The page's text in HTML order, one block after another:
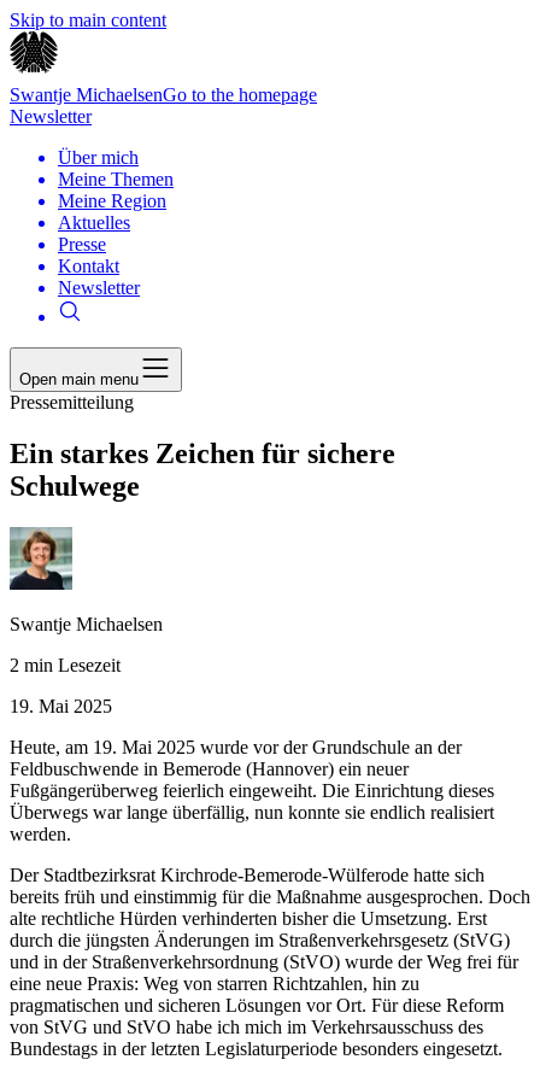
Skip to main content
Swantje MichaelsenGo to the homepage
Newsletter
Über mich
Meine Themen
Meine Region
Aktuelles
Presse
Kontakt
Newsletter
Open main menu
Pressemitteilung
Ein starkes Zeichen für sichere
Schulwege
Swantje Michaelsen
2 min Lesezeit
19. Mai 2025
Heute, am 19. Mai 2025 wurde vor der Grundschule an der
Feldbuschwende in Bemerode (Hannover) ein neuer
Fußgängerüberweg feierlich eingeweiht. Die Einrichtung dieses
Überwegs war lange überfällig, nun konnte sie endlich realisiert
werden.
Der Stadtbezirksrat Kirchrode-Bemerode-Wülferode hatte sich
bereits früh und einstimmig für die Maßnahme ausgesprochen. Doch
alte rechtliche Hürden verhinderten bisher die Umsetzung. Erst
durch die jüngsten Änderungen im Straßenverkehrsgesetz (StVG)
und in der Straßenverkehrsordnung (StVO) wurde der Weg frei für
eine neue Praxis: Weg von starren Richtzahlen, hin zu
pragmatischen und sicheren Lösungen vor Ort. Für diese Reform
von StVG und StVO habe ich mich im Verkehrsausschuss des
Bundestags in der letzten Legislaturperiode besonders eingesetzt.